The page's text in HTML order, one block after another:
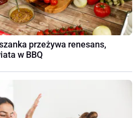
przeżywa renesans,
w BBQ